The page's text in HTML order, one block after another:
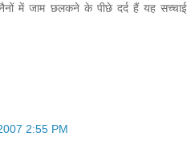
में जाम छलकने के पीछे दर्द हैं यह सच्चाई
2:55 PM